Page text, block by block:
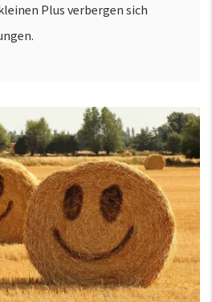
Plus verbergen sich